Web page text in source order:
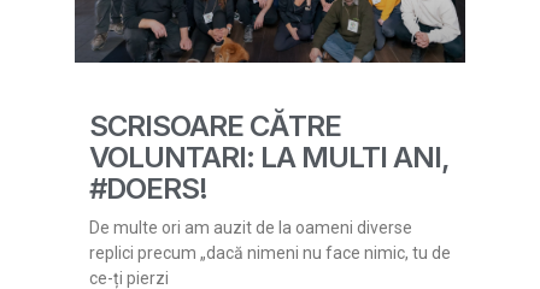
SCRISOARE CĂTRE
VOLUNTARI: LA MULTI ANI,
#DOERS!
De multe ori am auzit de la oameni diverse
replici precum „dacă nimeni nu face nimic, tu de
ce-ți pierzi